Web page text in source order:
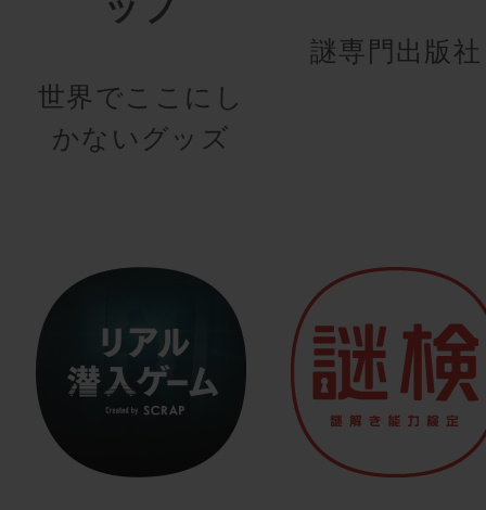
世界でここにし
かないグッズ
謎専門出版社